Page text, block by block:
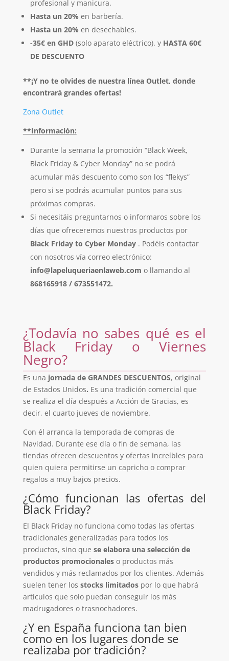
profesional y manicura.
Hasta un 20% en barbería.
Hasta un 20% en desechables.
-35€ en GHD(solo aparato eléctrico). y HASTA 60€
DE DESCUENTO
**¡Y no te olvides de nuestra línea Outlet, donde
encontrará grandes ofertas!
Zona Outlet
**Información:
Durante la semana la promoción “Black Week,
Black Friday & Cyber Monday” no se podrá
acumular más descuento como son los “flekys”
pero si se podrás acumular puntos para sus
próximas compras.
Si necesitáis preguntarnos o informaros sobre los
días que ofreceremos nuestros productos por
Black Friday to Cyber Monday. Podéis contactar
con nosotros vía correo electrónico:
info@lapeluqueriaenlaweb.com o llamando al
868165918 / 673551472.
¿Todavía no sabes qué es el
Black Friday o Viernes
Negro?
Es una jornada de GRANDES DESCUENTOS, original
de Estados Unidos. Es una tradición comercial que
se realiza el día después a Acción de Gracias, es
decir, el cuarto jueves de noviembre.
Con él arranca la temporada de compras de
Navidad. Durante ese día o fin de semana, las
tiendas ofrecen descuentos y ofertas increíbles para
quien quiera permitirse un capricho o comprar
regalos a muy bajos precios.
¿Cómo funcionan las ofertas del
Black Friday?
El Black Friday no funciona como todas las ofertas
tradicionales generalizadas para todos los
productos, sino que se elabora una selección de
productos promocionaleso productos más
vendidos y más reclamados por los clientes. Además
suelen tener los stocks limitadospor lo que habrá
artículos que solo puedan conseguir los más
madrugadores o trasnochadores.
¿Y en España funciona tan bien
como en los lugares donde se
realizaba por tradición?